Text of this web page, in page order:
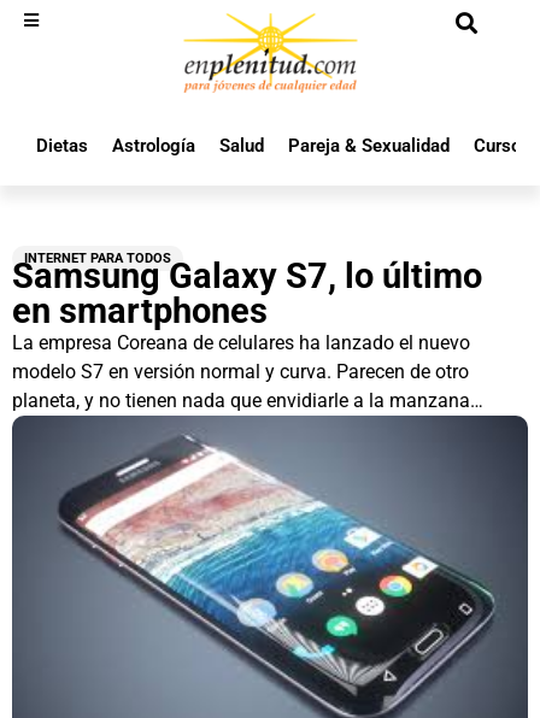
Dietas Astrología Salud Pareja & Sexualidad Cursos
INTERNET PARA TODOS
Samsung Galaxy S7, lo último
en smartphones
La empresa Coreana de celulares ha lanzado el nuevo
modelo S7 en versión normal y curva. Parecen de otro
planeta, y no tienen nada que envidiarle a la manzana…